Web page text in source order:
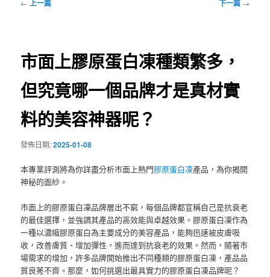
← 上一篇 下一篇 →
市面上膠原蛋白凍種類繁多，
但究竟哪一個品牌才是真材實
料的美容神器呢？
發佈日期:2025-01-08
本專業評測將為你詳盡分析市面上熱門膠原蛋白凍產品，為你揭開
神秘的面紗。
市面上的膠原蛋白凍品牌層出不窮，每個品牌都宣稱自己是抗衰老
的最佳選擇，並強調其產品的高效能與卓越效果。膠原蛋白凍作為
一種以濃縮膠原蛋白為主要成分的美容產品，能夠迅速被皮膚吸
收，改善膚質、增加彈性，進而達到抗衰老的效果。然而，隨著市
場需求的增加，許多品牌開始推出不同種類的膠原蛋白凍，產品品
質良莠不齊。那麼，如何挑選出最具實力的膠原蛋白凍品牌呢？